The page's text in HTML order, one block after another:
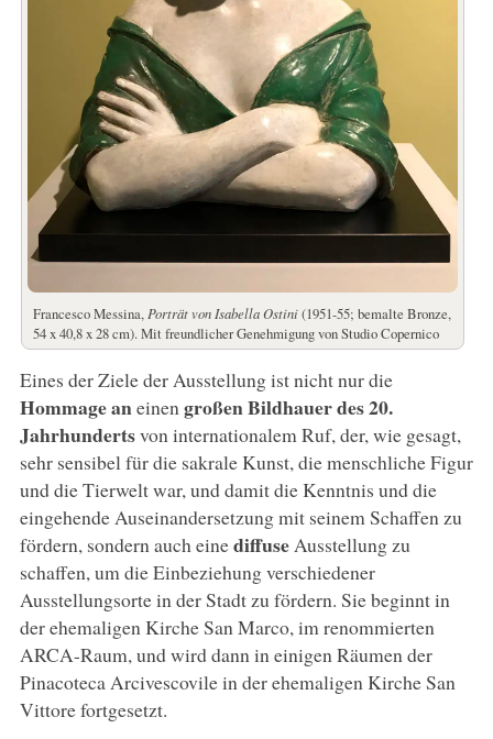
Francesco Messina, Porträt von Isabella Ostini(1951-55; bemalte Bronze,
54 x 40,8 x 28 cm). Mit freundlicher Genehmigung von Studio Copernico
Eines der Ziele der Ausstellung ist nicht nur die
Hommage aneinengroßen Bildhauer des 20.
Jahrhundertsvon internationalem Ruf, der, wie gesagt,
sehr sensibel für die sakrale Kunst, die menschliche Figur
und die Tierwelt war, und damit die Kenntnis und die
eingehende Auseinandersetzung mit seinem Schaffen zu
fördern, sondern auch einediffuseAusstellung zu
schaffen, um die Einbeziehung verschiedener
Ausstellungsorte in der Stadt zu fördern. Sie beginnt in
der ehemaligen Kirche San Marco, im renommierten
ARCA-Raum, und wird dann in einigen Räumen der
Pinacoteca Arcivescovile in der ehemaligen Kirche San
Vittore fortgesetzt.